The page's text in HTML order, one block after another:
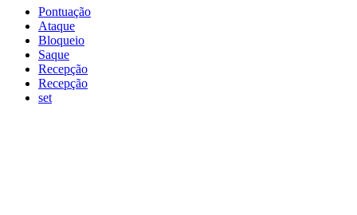
Pontuação
Ataque
Bloqueio
Saque
Recepção
Recepção
set